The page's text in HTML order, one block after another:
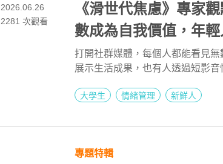
2026.06.26
2281 次觀看
《滑世代焦慮》專家
數成為自我價值，年
打開社群媒體，每個人都能看見
展示生活成果，也有人透過短影
也同時面臨前所未有的比較壓力、
大學生 情緒管理 新鮮人
專題特輯